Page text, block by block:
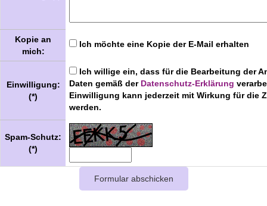
Kopie an
mich:
Ich möchte eine Kopie der E-Mail erhalten
Einwilligung:
(*)
Ich willige ein, dass für die Bearbeitung der
Daten gemäß der Datenschutz-Erklärung
Einwilligung kann jederzeit mit Wirkung für die
werden.
Spam-Schutz:
(*)